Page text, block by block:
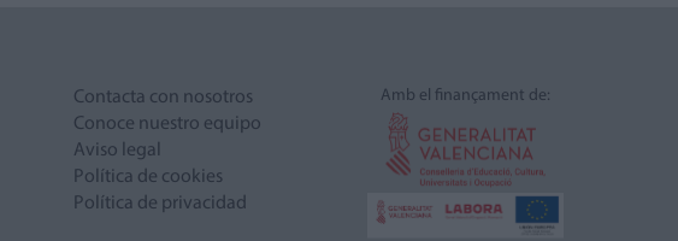
Contacta con nosotros
Conoce nuestro equipo
Aviso legal
Política de cookies
Política de privacidad
Amb el finançament de: